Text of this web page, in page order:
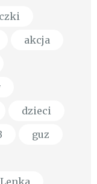
akcja
dzieci
guz